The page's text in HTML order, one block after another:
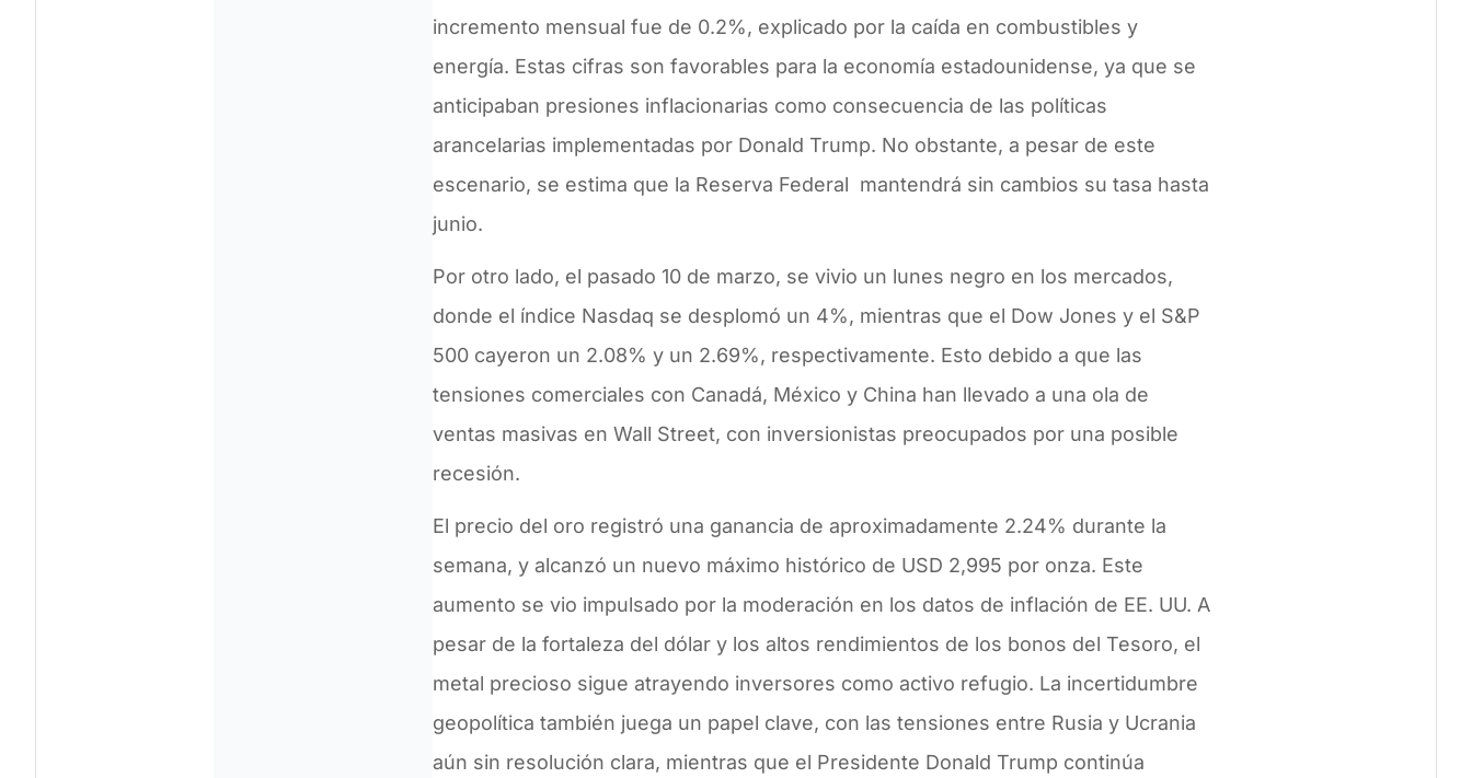
incremento mensual fue de 0.2%, explicado por la caída en combustibles y
energía. Estas cifras son favorables para la economía estadounidense, ya que se
anticipaban presiones inflacionarias como consecuencia de las políticas
arancelarias implementadas por Donald Trump. No obstante, a pesar de este
escenario, se estima que la Reserva Federal mantendrá sin cambios su tasa hasta
junio.
Por otro lado, el pasado 10 de marzo, se vivio un lunes negro en los mercados,
donde el índice Nasdaq se desplomó un 4%, mientras que el Dow Jones y el S&P
500 cayeron un 2.08% y un 2.69%, respectivamente. Esto debido a que las
tensiones comerciales con Canadá, México y China han llevado a una ola de
ventas masivas en Wall Street, con inversionistas preocupados por una posible
recesión.
El precio del oro registró una ganancia de aproximadamente 2.24% durante la
semana, y alcanzó un nuevo máximo histórico de USD 2,995 por onza. Este
aumento se vio impulsado por la moderación en los datos de inflación de EE. UU. A
pesar de la fortaleza del dólar y los altos rendimientos de los bonos del Tesoro, el
metal precioso sigue atrayendo inversores como activo refugio. La incertidumbre
geopolítica también juega un papel clave, con las tensiones entre Rusia y Ucrania
aún sin resolución clara, mientras que el Presidente Donald Trump continúa